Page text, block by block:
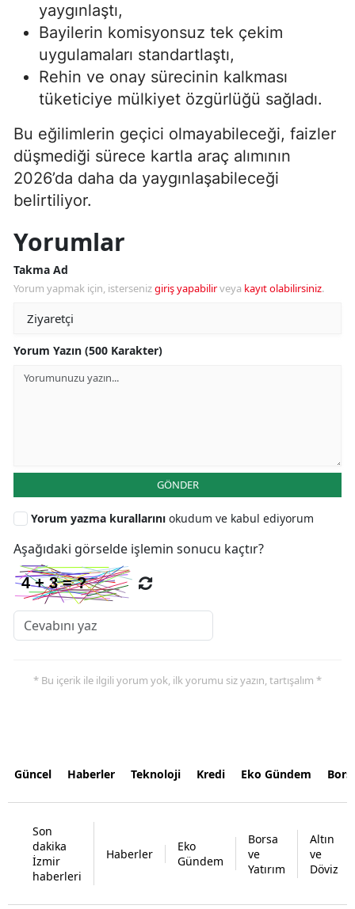
yaygınlaştı,
Bayilerin komisyonsuz tek çekim
uygulamaları standartlaştı,
Rehin ve onay sürecinin kalkması
tüketiciye mülkiyet özgürlüğü sağladı.
Bu eğilimlerin geçici olmayabileceği, faizler
düşmediği sürece kartla araç alımının
2026’da daha da yaygınlaşabileceği
belirtiliyor.
Yorumlar
Takma Ad
Yorum yapmak için, istersenizgiriş yapabilirveya kayıt olabilirsiniz.
Yorum Yazın (500 Karakter)
GÖNDER
Yorum yazma kurallarını okudum ve kabul ediyorum
Aşağıdaki görselde işlemin sonucu kaçtır?
* Bu içerik ile ilgili yorum yok, ilk yorumu siz yazın, tartışalım *
Güncel Haberler Teknoloji Kredi Eko Gündem
Son
dakika
İzmir
haberleri
Haberler
Eko
Gündem
Borsa
ve
Yatırım
Altın
ve
Döviz